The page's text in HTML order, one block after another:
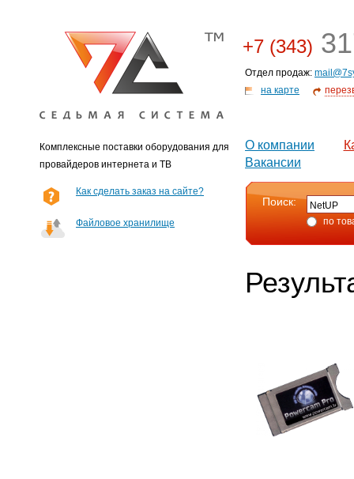
Комплексные поставки оборудования для
провайдеров интернета и ТВ
+7 (343)
Отдел продаж:
на карте
О компании
Вакансии
Как сделать заказ на сайте?
Файловое хранилище
Поиск:
по